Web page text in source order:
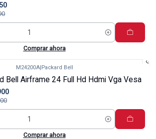
Comprar ahora
M24200A| Packard Bell
Bell Airframe 24 Full Hd Hdmi Vga Vesa
Comprar ahora